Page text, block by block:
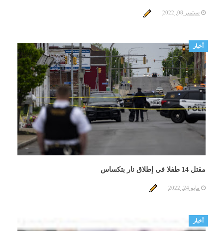
سبتمبر 08, 2022
مقتل 14 طفلا في إطلاق نار بتكساس
أخبار
مايو 24, 2022
أخبار